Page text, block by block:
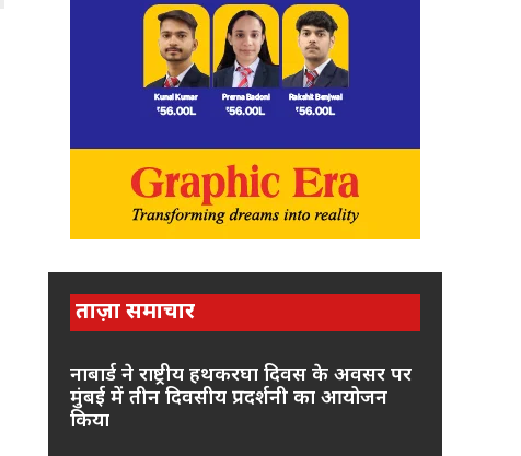
ताज़ा समाचार
नाबार्ड ने राष्ट्रीय हथकरघा दिवस के अवसर पर
मुंबई में तीन दिवसीय प्रदर्शनी का आयोजन
किया